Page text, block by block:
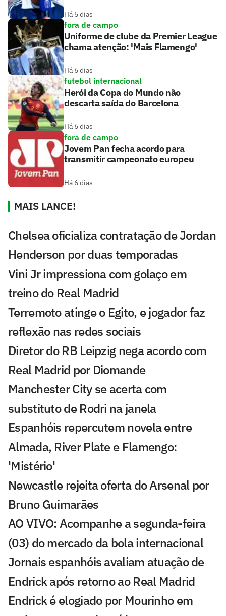
Há 5 dias
fora de campo
Uniforme de clube da Premier League
chama atenção: 'Mais Flamengo'
Há 6 dias
futebol internacional
Herói da Copa do Mundo não
descarta saída do Barcelona
Há 6 dias
fora de campo
Jovem Pan fecha acordo para
transmitir campeonato europeu
Há 6 dias
MAIS LANCE!
Chelsea oficializa contratação de Jordan
Henderson por duas temporadas
Vini Jr impressiona com golaço em
treino do Real Madrid
Terremoto atinge o Egito, e jogador faz
reflexão nas redes sociais
Diretor do RB Leipzig nega acordo com
Real Madrid por Diomande
Manchester City se acerta com
substituto de Rodri na janela
Espanhóis repercutem novela entre
Almada, River Plate e Flamengo:
'Mistério'
Newcastle rejeita oferta do Arsenal por
Bruno Guimarães
AO VIVO: Acompanhe a segunda-feira
(03) do mercado da bola internacional
Jornais espanhóis avaliam atuação de
Endrick após retorno ao Real Madrid
Endrick é elogiado por Mourinho em